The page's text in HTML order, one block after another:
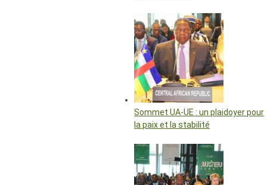
Sommet UA-UE : un plaidoyer pour
la paix et la stabilité